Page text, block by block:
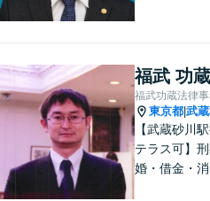
気軽にご相談
福武 功蔵
福武功蔵法律
東京都 武
【武蔵砂川
テラス可】
婚・借金・消